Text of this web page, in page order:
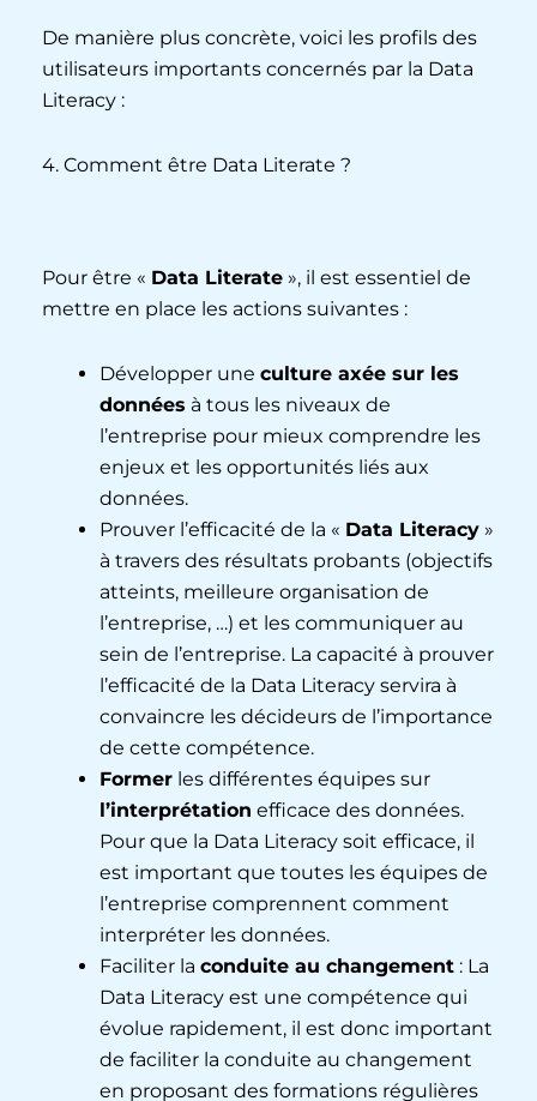
De manière plus concrète, voici les profils des
utilisateurs importants concernés par la Data
Literacy :
4. Comment être Data Literate ?
Pour être « Data Literate », il est essentiel de
mettre en place les actions suivantes :
Développer une culture axée sur les
données à tous les niveaux de
l’entreprise pour mieux comprendre les
enjeux et les opportunités liés aux
données.
Prouver l’efficacité de la « Data Literacy »
à travers des résultats probants (objectifs
atteints, meilleure organisation de
l’entreprise, …) et les communiquer au
sein de l’entreprise. La capacité à prouver
l’efficacité de la Data Literacy servira à
convaincre les décideurs de l’importance
de cette compétence.
Former les différentes équipes sur
l’interprétation efficace des données.
Pour que la Data Literacy soit efficace, il
est important que toutes les équipes de
l’entreprise comprennent comment
interpréter les données.
Faciliter la conduite au changement : La
Data Literacy est une compétence qui
évolue rapidement, il est donc important
de faciliter la conduite au changement
en proposant des formations régulières